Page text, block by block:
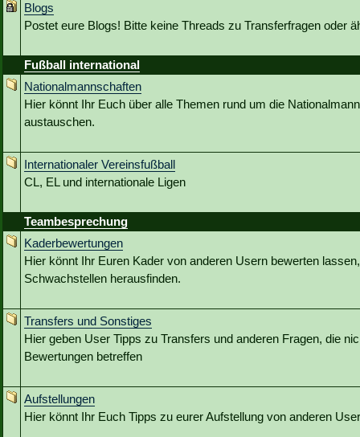
Blogs
Postet eure Blogs! Bitte keine Threads zu Transferfragen oder
Fußball international
Nationalmannschaften
Hier könnt Ihr Euch über alle Themen rund um die
austauschen.
Internationaler Vereinsfußball
CL, EL und internationale Ligen
Teambesprechung
Kaderbewertungen
Hier könnt Ihr Euren Kader von anderen Usern bewerten
Schwachstellen herausfinden.
Transfers und Sonstiges
Hier geben User Tipps zu Transfers und anderen Fragen, die
Bewertungen betreffen
Aufstellungen
Hier könnt Ihr Euch Tipps zu eurer Aufstellung von anderen